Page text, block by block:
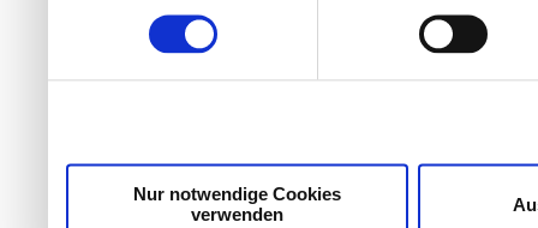
Wir verwenden Cookies, um Inhalte und Anzeigen zu
die Zugriffe auf unsere Website zu analysieren.
Dienste gesammelt haben.
Nur notwendige Cookies
verwenden